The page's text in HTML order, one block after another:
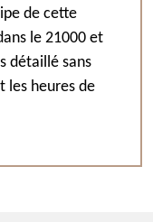
de cette
le 21000 et
détaillé sans
les heures de